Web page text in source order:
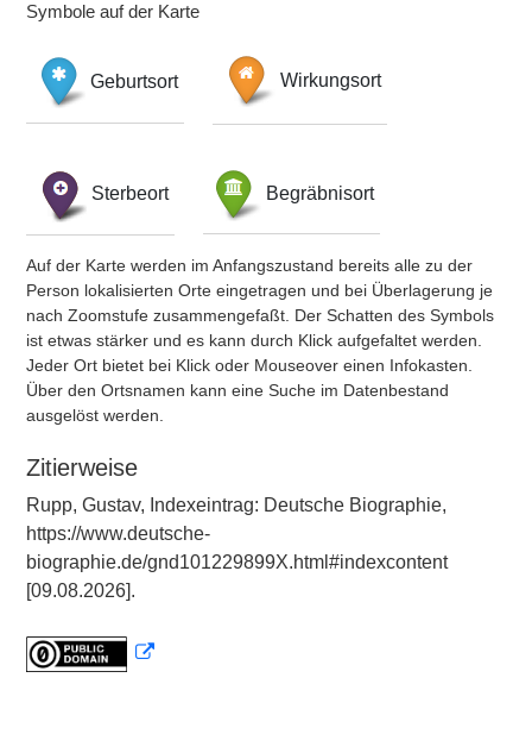
Symbole auf der Karte
Geburtsort Wirkungsort
Sterbeort Begräbnisort
Auf der Karte werden im Anfangszustand bereits alle zu der
Person lokalisierten Orte eingetragen und bei Überlagerung je
nach Zoomstufe zusammengefaßt. Der Schatten des Symbols
ist etwas stärker und es kann durch Klick aufgefaltet werden.
Jeder Ort bietet bei Klick oder Mouseover einen Infokasten.
Über den Ortsnamen kann eine Suche im Datenbestand
ausgelöst werden.
Zitierweise
Rupp, Gustav, Indexeintrag: Deutsche Biographie,
https://www.deutsche-
biographie.de/gnd101229899X.html#indexcontent
[09.08.2026].